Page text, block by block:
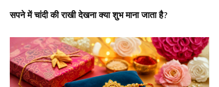
सपने में चांदी की राखी देखना क्या शुभ माना जाता है?